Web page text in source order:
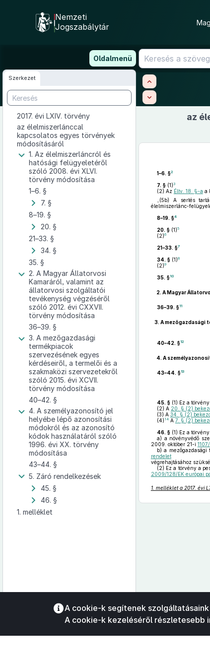
tartalomra
Nemzeti
Jogszabálytár
Oldalmenü
Szerkezet
2017. évi LXIV. törvény
az élelmiszerlánccal
kapcsolatos egyes törvények
módosításáról
1. Az élelmiszerláncról és
hatósági felügyeletéről
szóló 2008. évi XLVI.
törvény módosítása
1–6. §
7. §
8–19. §
20. §
21–33. §
34. §
35. §
2. A Magyar Állatorvosi
Kamaráról, valamint az
állatorvosi szolgáltatói
tevékenység végzéséről
szóló 2012. évi CXXVII.
törvény módosítása
36–39. §
3. A mezőgazdasági
termékpiacok
szervezésének egyes
kérdéseiről, a termelői és a
szakmaközi szervezetekről
szóló 2015. évi XCVII.
törvény módosítása
40–42. §
4. A személyazonosító jel
helyébe lépő azonosítási
módokról és az azonosító
kódok használatáról szóló
1996. évi XX. törvény
módosítása
43–44. §
5. Záró rendelkezések
45. §
46. §
1. melléklet
Az oldalmenübe visszatéréshez
ALT + S billentyűket.
az
1–6. §2
7. §(1)3
(2) Az Éltv. 18. §-a a
„(5b) A sertés
élelmiszerlánc-
8–19. §4
20. §(1)5
(2)6
21–33. §7
34. §(1)8
(2)9
35. §10
2. A Magyar
36–39. §11
3. A mezőgazdasági
40–42. §12
4. A
43–44. §13
45. §(1) Ez a törvény
(2) A 20. § (2)
(3) A 34. § (2)
(4) 14A 7. § (2)
46. §(1) Ez a törvény
a) a növényvédő
2009. október 21-i
b) a mezőgazdasági
rendelet
végrehajtásához
(2) Ez a törvény a
2009/128/EK európai
1. melléklet a 2017. évi
A cookie-k segítenek
A cookie-k kezeléséről részletesebb